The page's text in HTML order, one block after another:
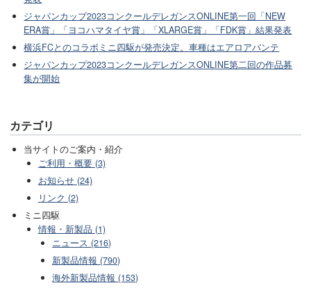
ジャパンカップ2023コンクールデレガンスONLINE第一回「NEW
ERA賞」「ヨコハマタイヤ賞」「XLARGE賞」「FDK賞」結果発表
横浜FCとのコラボミニ四駆が発売決定。車種はエアロアバンテ
ジャパンカップ2023コンクールデレガンスONLINE第二回の作品募
集が開始
カテゴリ
当サイトのご案内・紹介
ご利用・概要 (3)
お知らせ (24)
リンク (2)
ミニ四駆
情報・新製品 (1)
ニュース (216)
新製品情報 (790)
海外新製品情報 (153)